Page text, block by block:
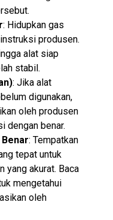
: Hidupkan gas
produsen.
alat siap
stabil.
: Jika alat
digunakan,
oleh produsen
dengan benar.
: Tempatkan
tepat untuk
yang akurat. Baca
mengetahui
oleh